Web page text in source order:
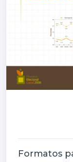
Formatos